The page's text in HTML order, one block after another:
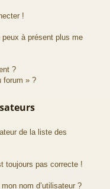
!
à présent plus me
?
forum » ?
de la liste des
toujours pas correcte !
nom d’utilisateur ?